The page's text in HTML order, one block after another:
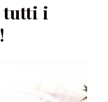
tutti i